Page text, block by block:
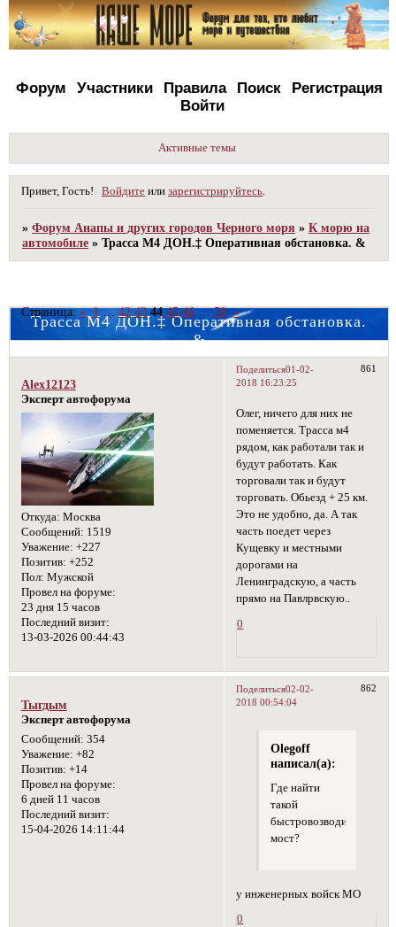
Форум Участники Правила Поиск
Регистрация
Войти
Активные темы
Привет, Гость! Войдите илизарегистрируйтесь
»Форум Анапы и других городов Черного моря »К морю на
автомобиле »Трасса М4 ДОН.‡ Оперативная обстановка. &
Трасса М4 ДОН.‡ Оперативная обстановка.
&
Страница:« 1 … 42 43 44 45 46 … 50 »
Поделиться 861
01-02-
2018 16:23:25
Alex12123
Эксперт автофорума
Откуда: Москва
Сообщений: 1519
Уважение: +227
Позитив: +252
Пол: Мужской
Провел на форуме:
23 дня 15 часов
Последний визит:
13-03-2026 00:44:43
Олег, ничего для них не
поменяется. Трасса м4
рядом, как работали так и
будут работать. Как
торговали так и будут
торговать. Обьезд + 25 км.
Это не удобно, да. А так
часть поедет через
Кущевку и местными
дорогами на
Ленинградскую, а часть
прямо на Павлрвскую..
0
Поделиться 862
02-02-
2018 00:54:04
Тыгдым
Эксперт автофорума
Сообщений: 354
Уважение: +82
Позитив: +14
Провел на форуме:
6 дней 11 часов
Последний визит:
15-04-2026 14:11:44
Olegoff
написал(а):
Где найти
такой
быстровозводимый
мост?
у инженерных войск МО
0